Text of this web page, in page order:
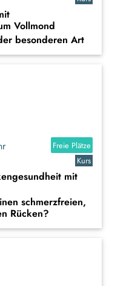
Vollmond
besonderen Art
Freie Plätze
Kurs
mit
schmerzfreien,
Rücken?